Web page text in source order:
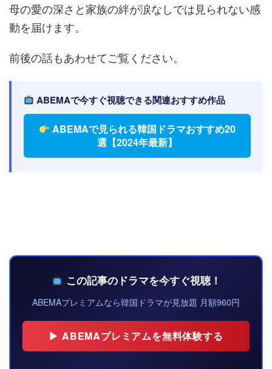
母の愛の深さと家族の絆が涙なしでは見られない感
動を届けます。
前後の話もあわせてご覧ください。
ABEMAで今すぐ視聴できる関連おすすめ作品
ABEMAで見られる韓国ドラマおすすめ20
選【2024年最新】
この記事のドラマを今すぐ視聴！
ABEMAプレミアムなら韓国ドラマが見放題 月額960円
▶ ABEMAプレミアムを無料体験する